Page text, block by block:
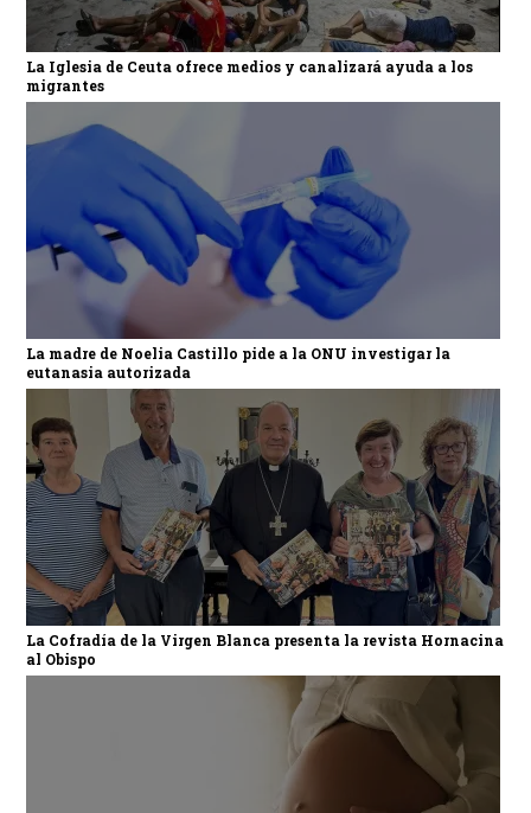
La Iglesia de Ceuta ofrece medios y canalizará ayuda a los
migrantes
La madre de Noelia Castillo pide a la ONU investigar la
eutanasia autorizada
La Cofradía de la Virgen Blanca presenta la revista Hornacina
al Obispo